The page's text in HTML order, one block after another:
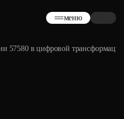
меню
57580 в цифровой трансформации